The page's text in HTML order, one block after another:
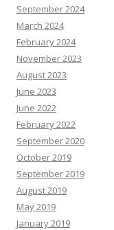
September 2024
March 2024
February 2024
November 2023
August 2023
June 2023
June 2022
February 2022
September 2020
October 2019
September 2019
August 2019
May 2019
January 2019